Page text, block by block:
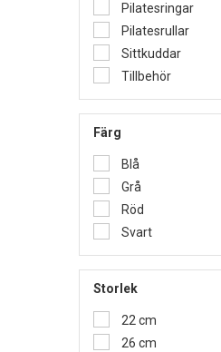
Pilatesringar
Pilatesrullar
Sittkuddar
Tillbehör
Färg
Blå
Grå
Röd
Svart
Storlek
22 cm
26 cm